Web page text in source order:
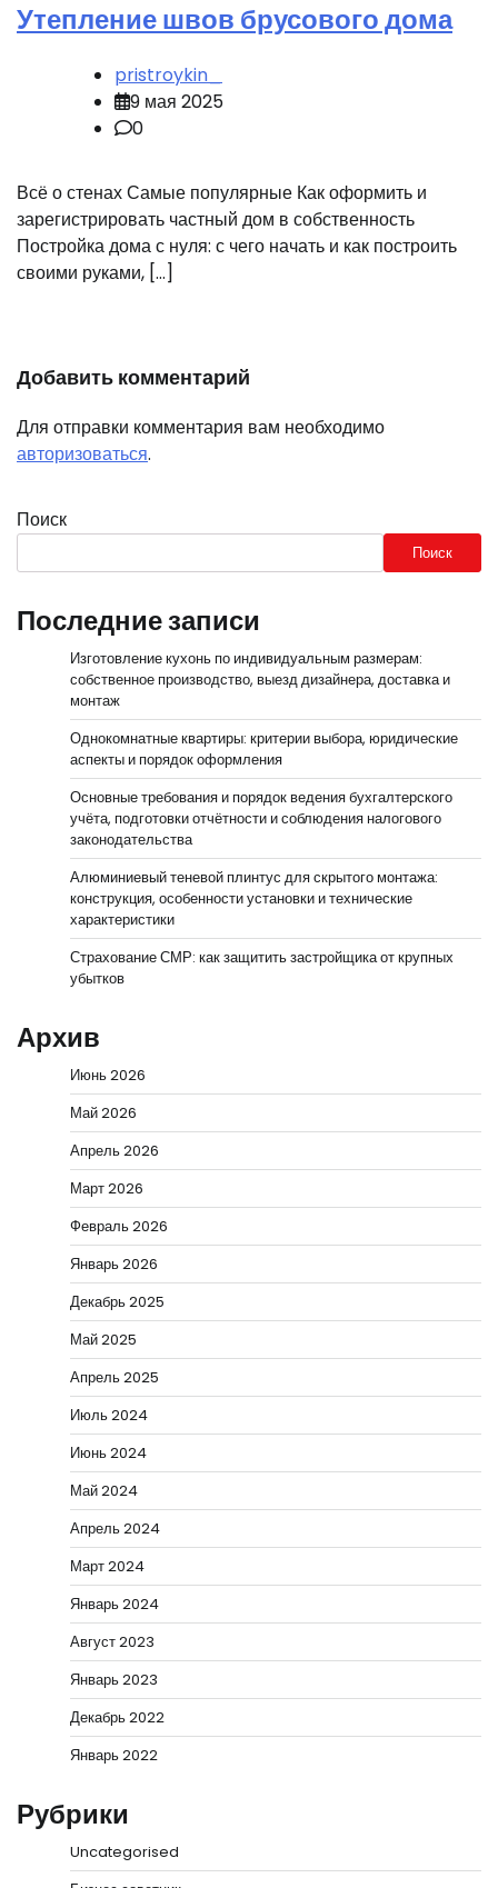
Утепление швов брусового дома
pristroykin_
9 мая 2025
0
Всё о стенах Самые популярные Как оформить и
зарегистрировать частный дом в собственность
Постройка дома с нуля: с чего начать и как построить
своими руками, […]
Добавить комментарий
Для отправки комментария вам необходимо
авторизоваться.
Поиск
Поиск
Последние записи
Изготовление кухонь по индивидуальным размерам:
собственное производство, выезд дизайнера, доставка и
монтаж
Однокомнатные квартиры: критерии выбора, юридические
аспекты и порядок оформления
Основные требования и порядок ведения бухгалтерского
учёта, подготовки отчётности и соблюдения налогового
законодательства
Алюминиевый теневой плинтус для скрытого монтажа:
конструкция, особенности установки и технические
характеристики
Страхование СМР: как защитить застройщика от крупных
убытков
Архив
Июнь 2026
Май 2026
Апрель 2026
Март 2026
Февраль 2026
Январь 2026
Декабрь 2025
Май 2025
Апрель 2025
Июль 2024
Июнь 2024
Май 2024
Апрель 2024
Март 2024
Январь 2024
Август 2023
Январь 2023
Декабрь 2022
Январь 2022
Рубрики
Uncategorised